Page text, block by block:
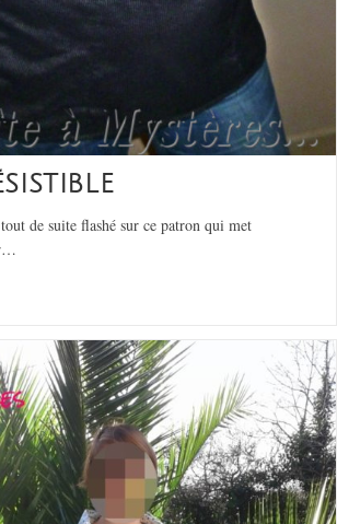
de suite flashé sur ce patron qui met